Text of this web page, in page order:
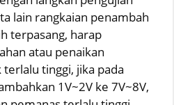
lain rangkaian penambah
terpasang, harap
atau penaikan
tinggi, jika pada
1V~2V ke 7V~8V,